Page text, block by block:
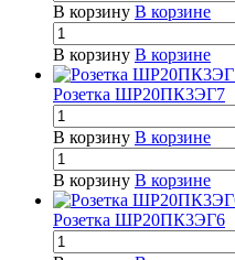
В корзину В корзине
В корзину В корзине
Розетка ШР20ПК3ЭГ7
В корзину В корзине
В корзину В корзине
Розетка ШР20ПК3ЭГ6